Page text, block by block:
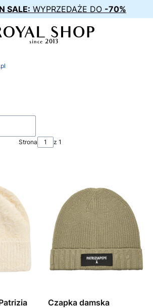
SALE: WYPRZEDAŻE DO -70%
Strona z 1
Czapka damska